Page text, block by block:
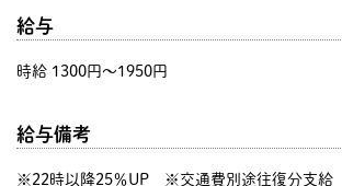
給与
時給 1300円〜1950円
給与備考
※22時以降25％UP ※交通費別途往復分支給